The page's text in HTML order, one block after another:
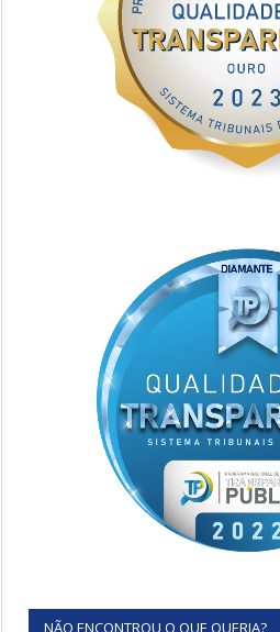
NÃO ENCONTROU O QUE QUERIA?